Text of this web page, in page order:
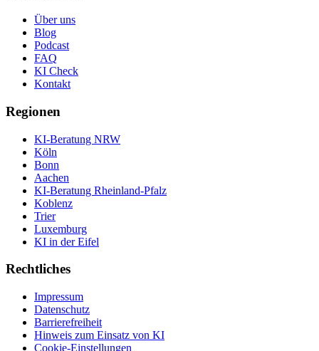
Über uns
Blog
Podcast
FAQ
KI Check
Kontakt
Regionen
KI-Beratung NRW
Köln
Bonn
Aachen
KI-Beratung Rheinland-Pfalz
Koblenz
Trier
Luxemburg
KI in der Eifel
Rechtliches
Impressum
Datenschutz
Barrierefreiheit
Hinweis zum Einsatz von KI
Cookie-Einstellungen